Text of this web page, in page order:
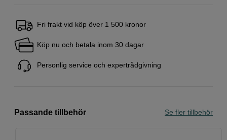
Fri frakt vid köp över 1 500 kronor
Köp nu och betala inom 30 dagar
Personlig service och expertrådgivning
Passande tillbehör Se fler tillbehör